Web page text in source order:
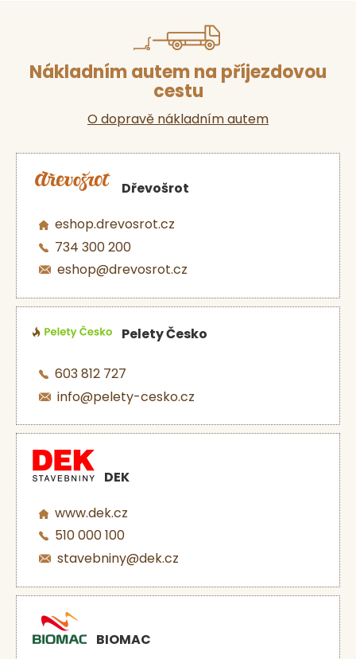
Nákladním autem na příjezdovou
cestu
O dopravě nákladním autem
Dřevošrot
eshop.drevosrot.cz
734 300 200
eshop@drevosrot.cz
Pelety Česko
603 812 727
info@pelety-cesko.cz
DEK
www.dek.cz
510 000 100
stavebniny@dek.cz
BIOMAC